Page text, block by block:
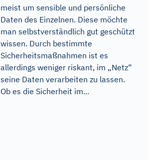
meist um sensible und persönliche
Daten des Einzelnen. Diese möchte
man selbstverständlich gut geschützt
wissen. Durch bestimmte
Sicherheitsmaßnahmen ist es
allerdings weniger riskant, im „Netz“
seine Daten verarbeiten zu lassen.
Ob es die Sicherheit im...